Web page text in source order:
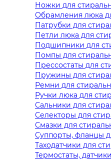
Ножки для
Обрамления люка
Патрубки для
Петли люка для
Подшипники для
Помпы для
Прессостаты для
Пружины для
Ремни для
Ручки люка для
Сальники для
Селекторы для
Смазки для
Суппорты, фланцы
Таходатчики для
Термостаты,